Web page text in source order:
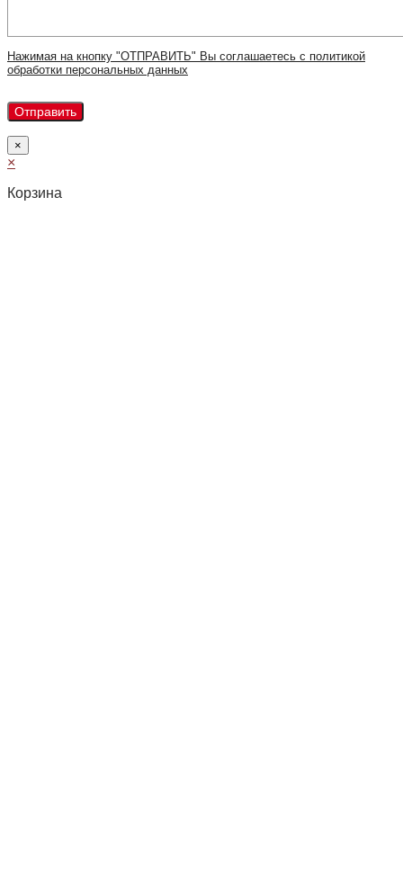
Нажимая на кнопку "ОТПРАВИТЬ" Вы соглашаетесь с политикой
обработки персональных данных
×
×
Корзина